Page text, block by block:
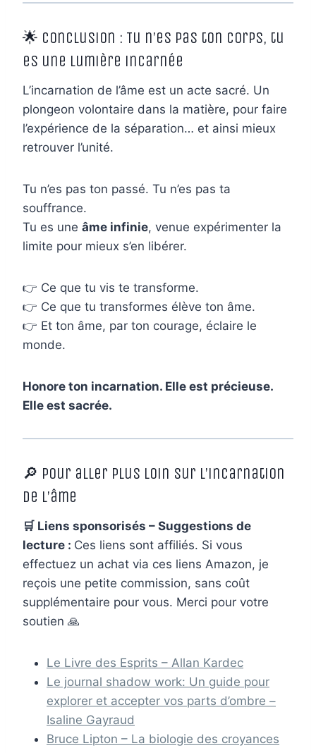
🌟 Conclusion : Tu n’es pas ton corps, tu
es une lumière incarnée
L’incarnation de l’âme est un acte sacré. Un
plongeon volontaire dans la matière, pour faire
l’expérience de la séparation… et ainsi mieux
retrouver l’unité.
Tu n’es pas ton passé. Tu n’es pas ta
souffrance.
Tu es une âme infinie, venue expérimenter la
limite pour mieux s’en libérer.
👉 Ce que tu vis te transforme.
👉 Ce que tu transformes élève ton âme.
👉 Et ton âme, par ton courage, éclaire le
monde.
Honore ton incarnation. Elle est précieuse.
Elle est sacrée.
🔎 Pour aller plus loin sur l’incarnation
de l’âme
🛒 Liens sponsorisés – Suggestions de
lecture : Ces liens sont affiliés. Si vous
effectuez un achat via ces liens Amazon, je
reçois une petite commission, sans coût
supplémentaire pour vous. Merci pour votre
soutien 🙏
Le Livre des Esprits – Allan Kardec
Le journal shadow work: Un guide pour
explorer et accepter vos parts d’ombre –
Isaline Gayraud
Bruce Lipton – La biologie des croyances